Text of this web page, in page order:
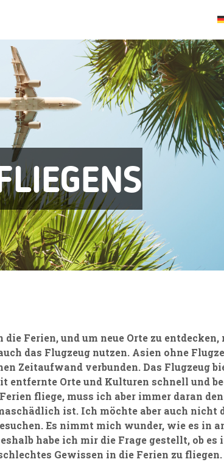
die Ferien, und um neue Orte zu entdecken,
das Flugzeug nutzen. Asien ohne
Zeitaufwand verbunden. Das Flugzeug
entfernte Orte und Kulturen schnell und
fliege, muss ich aber immer daran
ist. Ich möchte aber auch nicht
Es nimmt mich wunder, wie es in
habe ich mir die Frage gestellt, ob
Gewissen in die Ferien zu fliegen.